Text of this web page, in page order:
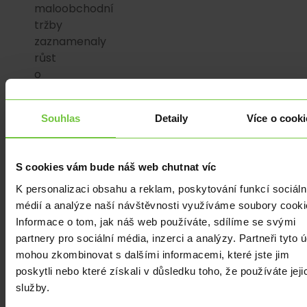
Souhlas Detaily Více o
S cookies vám bude náš web chutnat víc
K personalizaci obsahu a reklam, poskytování funkcí
médií a analýze naší návštěvnosti využíváme soubory
Informace o tom, jak náš web používáte, sdílíme se svými
partnery pro sociální média, inzerci a analýzy. Partneři tyto
mohou zkombinovat s dalšími informacemi, které jste jim
poskytli nebo které získali v důsledku toho, že používáte
služby.
maloobchodní
tržby
zaznamenaly
růst
o
Tržby
za
a
opravy
motorových
vozidel
meziročně
rostly
o
0,3